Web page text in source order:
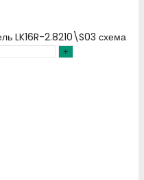
LK16R-2.8210\S03 схема